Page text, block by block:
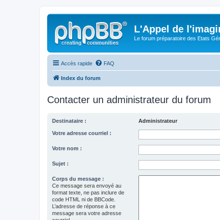
L'Appel de
Le forum préparatoire des Etats
Accès rapide FAQ
Index du forum
Contacter un administrateur du forum
Destinataire : Administrateur
Votre adresse courriel :
Votre nom :
Sujet :
Corps du message :
Ce message sera envoyé au
format texte, ne pas inclure de
code HTML ni de BBCode.
L’adresse de réponse à ce
message sera votre adresse